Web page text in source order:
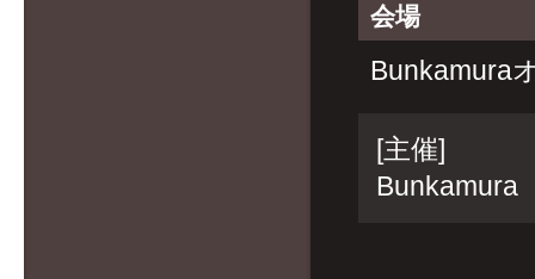
会場
Bunkamura
[主催]
Bunkamura